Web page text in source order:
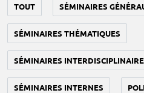
TOUT SÉMINAIRES
SÉMINAIRES THÉMATIQUES
SÉMINAIRES
SÉMINAIRES INTERNES